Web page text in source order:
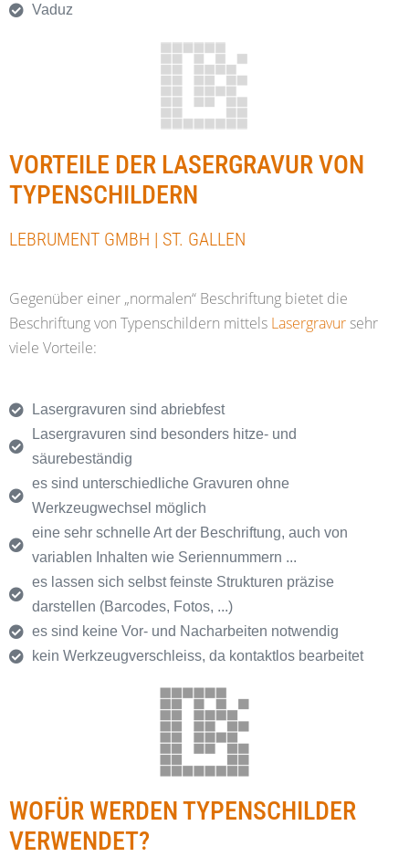
Vaduz
VORTEILE DER LASERGRAVUR VON
TYPENSCHILDERN
LEBRUMENT GMBH | ST. GALLEN
Gegenüber einer „normalen“ Beschriftung bietet die
Beschriftung von Typenschildern mittels Lasergravursehr
viele Vorteile:
Lasergravuren sind abriebfest
Lasergravuren sind besonders hitze- und
säurebeständig
es sind unterschiedliche Gravuren ohne
Werkzeugwechsel möglich
eine sehr schnelle Art der Beschriftung, auch von
variablen Inhalten wie Seriennummern ...
es lassen sich selbst feinste Strukturen präzise
darstellen (Barcodes, Fotos, ...)
es sind keine Vor- und Nacharbeiten notwendig
kein Werkzeugverschleiss, da kontaktlos bearbeitet
WOFÜR WERDEN TYPENSCHILDER
VERWENDET?